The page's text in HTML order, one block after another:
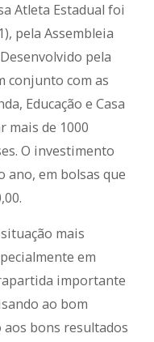
Atleta Estadual foi
pela Assembleia
pela
conjunto com as
Educação e Casa
mais de 1000
O investimento
ano, em bolsas que
mais
em
importante
ao bom
bons resultados